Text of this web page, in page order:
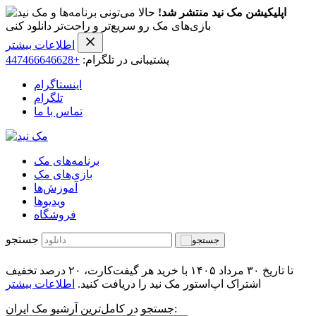
اپلیکیشن مک نید منتشر شد! حالا می‌تونی برنامه‌ها و
بازی‌های مک رو سریع‌تر و راحت‌تر دانلود کنی
اطلاعات بیشتر
پشتیبانی در تلگرام: +447466646628
اینستاگرام
تلگرام
تماس با ما
برنامه‌های مک
بازی‌های مک
آموزش‌ها
ویدیو‌ها
فروشگاه
جستجو
تا تاریخ ۳۰ مرداد ۱۴۰۵ با خرید هر گیفت‌کارت، ۲۰ درصد تخفیف
اشتراک اپ‌استور مک نید را دریافت کنید. اطلاعات بیشتر
جستجو در کامل‌ترین آرشیو مک ایران: